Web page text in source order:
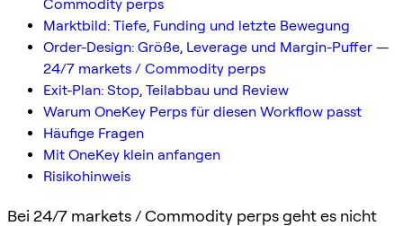
Commodity perps
Marktbild: Tiefe, Funding und letzte Bewegung
Order-Design: Größe, Leverage und Margin-Puffer —
24/7 markets / Commodity perps
Exit-Plan: Stop, Teilabbau und Review
Warum OneKey Perps für diesen Workflow passt
Häufige Fragen
Mit OneKey klein anfangen
Risikohinweis
Bei 24/7 markets / Commodity perps geht es nicht